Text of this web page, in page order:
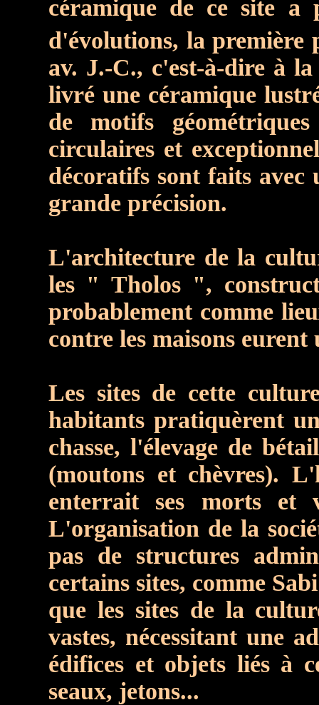
céramique de ce site a
d'évolutions, la première
av. J.-C., c'est-à-dire à
livré une céramique
de motifs
circulaires et
décoratifs sont faits avec
grande précision.
L'architecture de la
les " Tholos ",
probablement comme
contre les maisons
Les sites de cette
habitants pratiquèrent
chasse, l'élevage de
(moutons et chèvres).
enterrait ses morts et
L'organisation de la
pas de structures
certains sites, comme
que les sites de la
vastes, nécessitant une
édifices et objets liés à
seaux, jetons...